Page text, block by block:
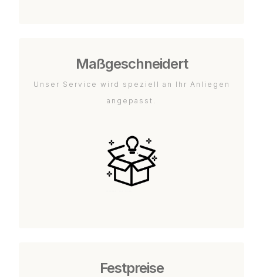
Maßgeschneidert
Unser Service wird speziell an Ihr Anliegen
angepasst.
Festpreise